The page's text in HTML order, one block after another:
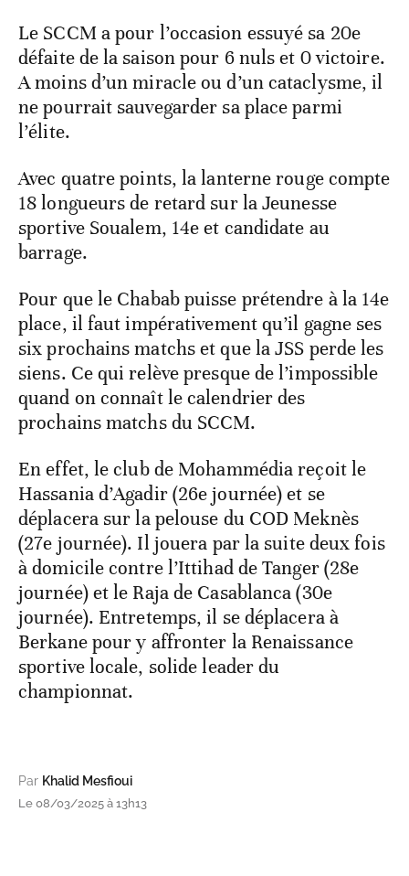
Le SCCM a pour l’occasion essuyé sa 20e
défaite de la saison pour 6 nuls et 0 victoire.
A moins d’un miracle ou d’un cataclysme, il
ne pourrait sauvegarder sa place parmi
l’élite.
Avec quatre points, la lanterne rouge compte
18 longueurs de retard sur la Jeunesse
sportive Soualem, 14e et candidate au
barrage.
Pour que le Chabab puisse prétendre à la 14e
place, il faut impérativement qu’il gagne ses
six prochains matchs et que la JSS perde les
siens. Ce qui relève presque de l’impossible
quand on connaît le calendrier des
prochains matchs du SCCM.
En effet, le club de Mohammédia reçoit le
Hassania d’Agadir (26e journée) et se
déplacera sur la pelouse du COD Meknès
(27e journée). Il jouera par la suite deux fois
à domicile contre l’Ittihad de Tanger (28e
journée) et le Raja de Casablanca (30e
journée). Entretemps, il se déplacera à
Berkane pour y affronter la Renaissance
sportive locale, solide leader du
championnat.
Par Khalid Mesfioui
Le 08/03/2025 à 13h13